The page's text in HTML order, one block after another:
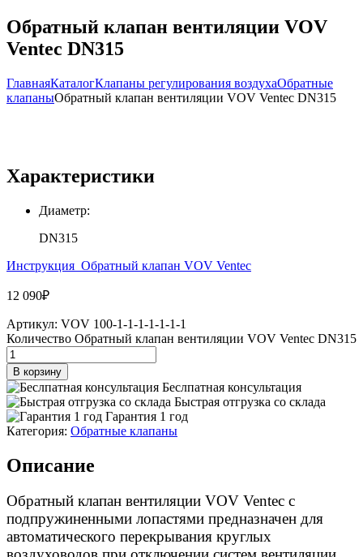
Обратный клапан вентиляции VOV
Ventec DN315
ГлавнаяКаталогКлапаны регулирования воздухаОбратные
клапаныОбратный клапан вентиляции VOV Ventec DN315
Характеристики
Диаметр:
DN315
Инструкция_Обратный клапан VOV Ventec
12 090₽
Артикул: VOV 100-1-1-1-1-1-1-1
Количество Обратный клапан вентиляции VOV Ventec DN315
В корзину
Беслпатная консультация
Быстрая отгрузка со склада
Гарантия 1 год
Категория: Обратные клапаны
Описание
Обратный клапан вентиляции VOV Ventec с
подпружиненными лопастями предназначен для
автоматического перекрывания круглых